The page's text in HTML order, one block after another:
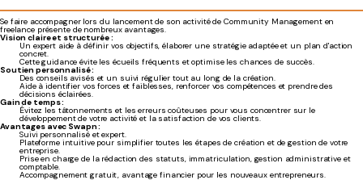
Se faire accompagner lors du lancement de son activité de Community Management en
freelance présente de nombreux avantages.
Vision claire et structurée :
Un expert aide à définir vos objectifs, élaborer une stratégie adaptée et un plan d'action
concret.
Cette guidance évite les écueils fréquents et optimise les chances de succès.
Soutien personnalisé :
Des conseils avisés et un suivi régulier tout au long de la création.
Aide à identifier vos forces et faiblesses, renforcer vos compétences et prendre des
décisions éclairées.
Gain de temps :
Évitez les tâtonnements et les erreurs coûteuses pour vous concentrer sur le
développement de votre activité et la satisfaction de vos clients.
Avantages avec Swapn :
Suivi personnalisé et expert.
Plateforme intuitive pour simplifier toutes les étapes de création et de gestion de votre
entreprise.
Prise en charge de la rédaction des statuts, immatriculation, gestion administrative et
comptable.
Accompagnement gratuit, avantage financier pour les nouveaux entrepreneurs.